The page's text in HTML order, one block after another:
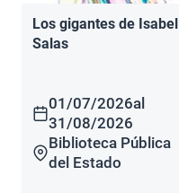
Los gigantes de Isabel
Salas
01/07/2026al
31/08/2026
Biblioteca Pública
del Estado